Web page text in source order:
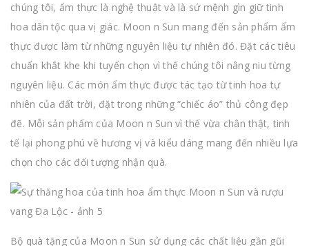
chúng tôi, ẩm thực là nghệ thuật và là sứ mệnh gìn giữ tinh
hoa dân tộc qua vị giác. Moon n Sun mang đến sản phẩm ẩm
thực được làm từ những nguyên liệu tự nhiên đó. Đặt các tiêu
chuẩn khắt khe khi tuyển chọn vì thế chúng tôi nâng niu từng
nguyên liệu. Các món ẩm thực được tác tạo từ tinh hoa tự
nhiên của đất trời, đặt trong những “chiếc áo” thủ công đẹp
đẽ. Mỗi sản phẩm của Moon n Sun vì thế vừa chân thật, tinh
tế lại phong phú về hương vị và kiểu dáng mang đến nhiều lựa
chọn cho các đối tượng nhận quà.
Bộ quà tặng của Moon n Sun sử dụng các chất liệu gần gũi